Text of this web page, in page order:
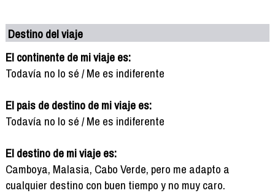
Destino del viaje
El continente de mi viaje es:
Todavía no lo sé / Me es indiferente
El pais de destino de mi viaje es:
Todavía no lo sé / Me es indiferente
El destino de mi viaje es:
Camboya, Malasia, Cabo Verde, pero me adapto a
cualquier destino con buen tiempo y no muy caro.